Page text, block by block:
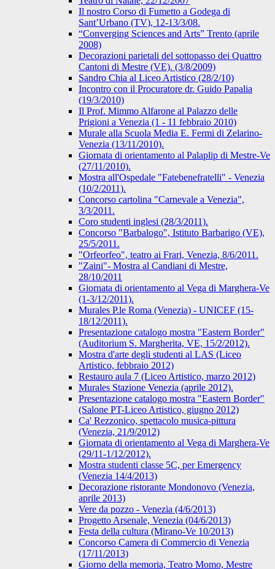
Il nostro Corso di Fumetto a Godega di
Sant’Urbano (TV), 12-13/3/08.
“Converging Sciences and Arts” Trento (aprile
2008)
Decorazioni parietali del sottopasso dei Quattro
Cantoni di Mestre (VE). (3/8/2009)
Sandro Chia al Liceo Artistico (28/2/10)
Incontro con il Procuratore dr. Guido Papalia
(19/3/2010)
Il Prof. Mimmo Alfarone al Palazzo delle
Prigioni a Venezia (1 - 11 febbraio 2010)
Murale alla Scuola Media E. Fermi di Zelarino-
Venezia (13/11/2010).
Giornata di orientamento al Palaplip di Mestre-Ve
(27/11/2010).
Mostra all'Ospedale "Fatebenefratelli" - Venezia
(10/2/2011).
Concorso cartolina "Carnevale a Venezia",
3/3/2011.
Coro studenti inglesi (28/3/2011).
Concorso "Barbalogo", Istituto Barbarigo (VE),
25/5/2011.
"Orfeorfeo", teatro ai Frari, Venezia, 8/6/2011.
"Zaini"- Mostra al Candiani di Mestre,
28/10/2011
Giornata di orientamento al Vega di Marghera-Ve
(1-3/12/2011).
Murales P.le Roma (Venezia) - UNICEF (15-
18/12/2011).
Presentazione catalogo mostra "Eastern Border"
(Auditorium S. Margherita, VE, 15/2/2012).
Mostra d'arte degli studenti al LAS (Liceo
Artistico, febbraio 2012)
Restauro aula 7 (Liceo Artistico, marzo 2012)
Murales Stazione Venezia (aprile 2012).
Presentazione catalogo mostra "Eastern Border"
(Salone PT-Liceo Artistico, giugno 2012)
Ca' Rezzonico, spettacolo musica-pittura
(Venezia, 21/9/2012)
Giornata di orientamento al Vega di Marghera-Ve
(29/11-1/12/2012).
Mostra studenti classe 5C, per Emergency
(Venezia 14/4/2013)
Decorazione ristorante Mondonovo (Venezia,
aprile 2013)
Vere da pozzo - Venezia (4/6/2013)
Progetto Arsenale, Venezia (04/6/2013)
Festa della cultura (Mirano-Ve 10/2013)
Concorso Camera di Commercio di Venezia
(17/11/2013)
Giorno della memoria, Teatro Momo, Mestre